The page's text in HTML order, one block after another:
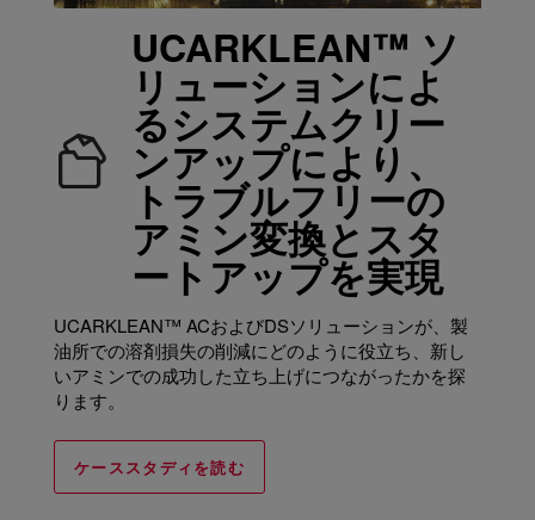
UCARKLEAN™ ソ
リューションによ
るシステムクリー
ンアップにより、
トラブルフリーの
アミン変換とスタ
ートアップを実現
UCARKLEAN™ ACおよびDSソリューションが、製
油所での溶剤損失の削減にどのように役立ち、新し
いアミンでの成功した立ち上げにつながったかを探
ります。
ケーススタディを読む